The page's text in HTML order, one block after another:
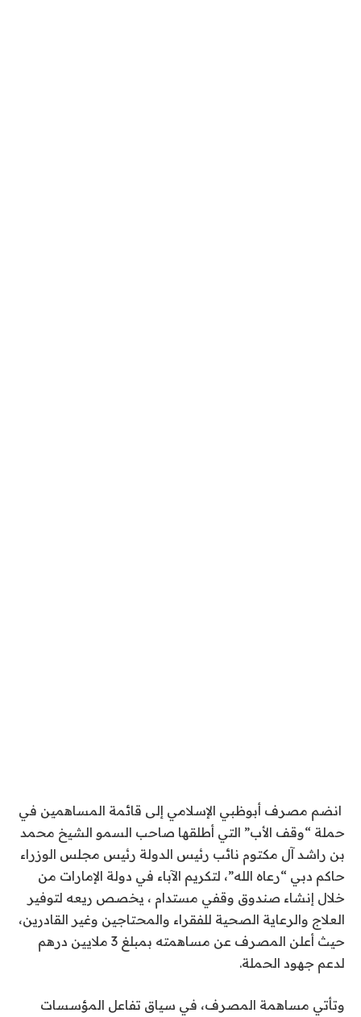
انضم مصرف أبوظبي الإسلامي إلى قائمة المساهمين في
حملة “وقف الأب” التي أطلقها صاحب السمو الشيخ محمد
بن راشد آل مكتوم نائب رئيس الدولة رئيس مجلس الوزراء
حاكم دبي “رعاه الله”، لتكريم الآباء في دولة الإمارات من
خلال إنشاء صندوق وقفي مستدام ، يخصص ريعه لتوفير
العلاج والرعاية الصحية للفقراء والمحتاجين وغير القادرين،
حيث أعلن المصرف عن مساهمته بمبلغ 3 ملايين درهم
لدعم جهود الحملة.
وتأتي مساهمة المصرف، في سياق تفاعل المؤسسات